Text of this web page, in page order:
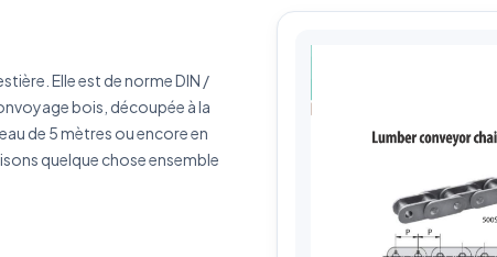
Elle est de norme DIN /
bois, découpée à la
de 5 mètres ou encore en
quelque chose ensemble
votre besoin
J'accepte que mes données soient utilisées pour traiter ma demande.